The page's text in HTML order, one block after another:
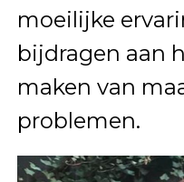
moeilijke
bijdragen aan
maken van
problemen.